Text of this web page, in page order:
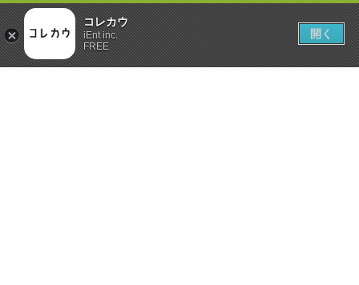
コレカウ
iEnt inc.
FREE
開く